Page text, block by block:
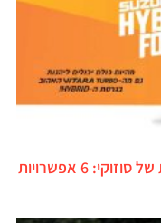
הוצג הסדר פשרה בפרשת ההיברידיות של סוזוקי: 6 אפשרויות